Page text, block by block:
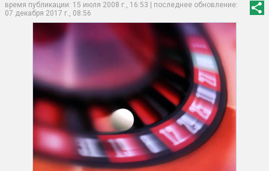
время публикации: 15 июля 2008 г., 16:53 | последнее обновление:
07 декабря 2017 г., 08:56